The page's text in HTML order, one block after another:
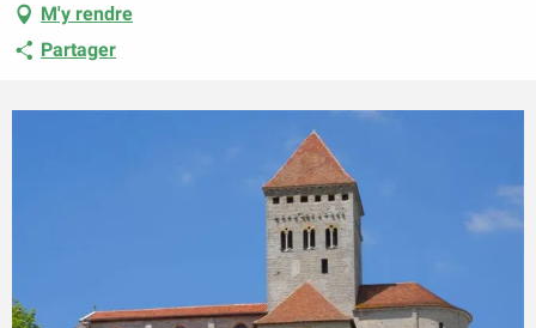
M'y rendre
Partager